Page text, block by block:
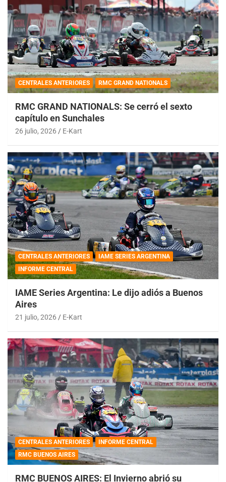
CENTRALES ANTERIORES RMC GRAND NATIONALS
RMC GRAND NATIONALS: Se cerró el sexto
capítulo en Sunchales
26 julio, 2026 E-Kart
CENTRALES ANTERIORES
IAME SERIES ARGENTINA
INFORME CENTRAL
IAME Series Argentina: Le dijo adiós a Buenos
Aires
21 julio, 2026 E-Kart
CENTRALES ANTERIORES
INFORME CENTRAL
RMC BUENOS AIRES
RMC BUENOS AIRES: El Invierno abrió su